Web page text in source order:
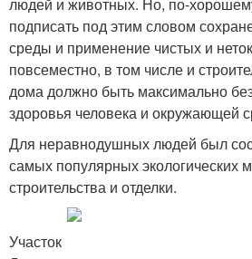
людей и животных. Но, по-
подписать под этим словом
среды и применение чистых и
повсеместно, в том числе и
дома должно быть максимально
здоровья человека и окружающей
Для неравнодушных людей был
самых популярных экологических
строительства и отделки.
Участок